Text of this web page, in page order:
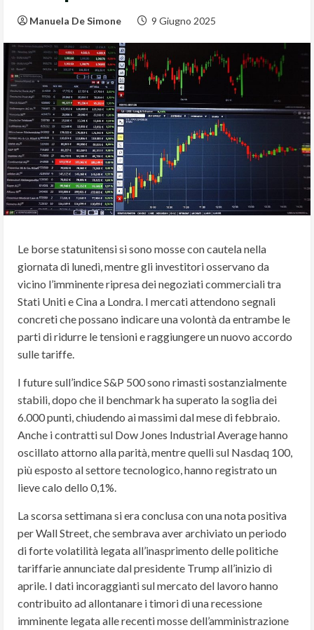
Manuela De Simone 9 Giugno 2025
Le borse statunitensi si sono mosse con cautela nella
giornata di lunedì, mentre gli investitori osservano da
vicino l’imminente ripresa dei negoziati commerciali tra
Stati Uniti e Cina a Londra. I mercati attendono segnali
concreti che possano indicare una volontà da entrambe le
parti di ridurre le tensioni e raggiungere un nuovo accordo
sulle tariffe.
I future sull’indice S&P 500 sono rimasti sostanzialmente
stabili, dopo che il benchmark ha superato la soglia dei
6.000 punti, chiudendo ai massimi dal mese di febbraio.
Anche i contratti sul Dow Jones Industrial Average hanno
oscillato attorno alla parità, mentre quelli sul Nasdaq 100,
più esposto al settore tecnologico, hanno registrato un
lieve calo dello 0,1%.
La scorsa settimana si era conclusa con una nota positiva
per Wall Street, che sembrava aver archiviato un periodo
di forte volatilità legata all’inasprimento delle politiche
tariffarie annunciate dal presidente Trump all’inizio di
aprile. I dati incoraggianti sul mercato del lavoro hanno
contribuito ad allontanare i timori di una recessione
imminente legata alle recenti mosse dell’amministrazione